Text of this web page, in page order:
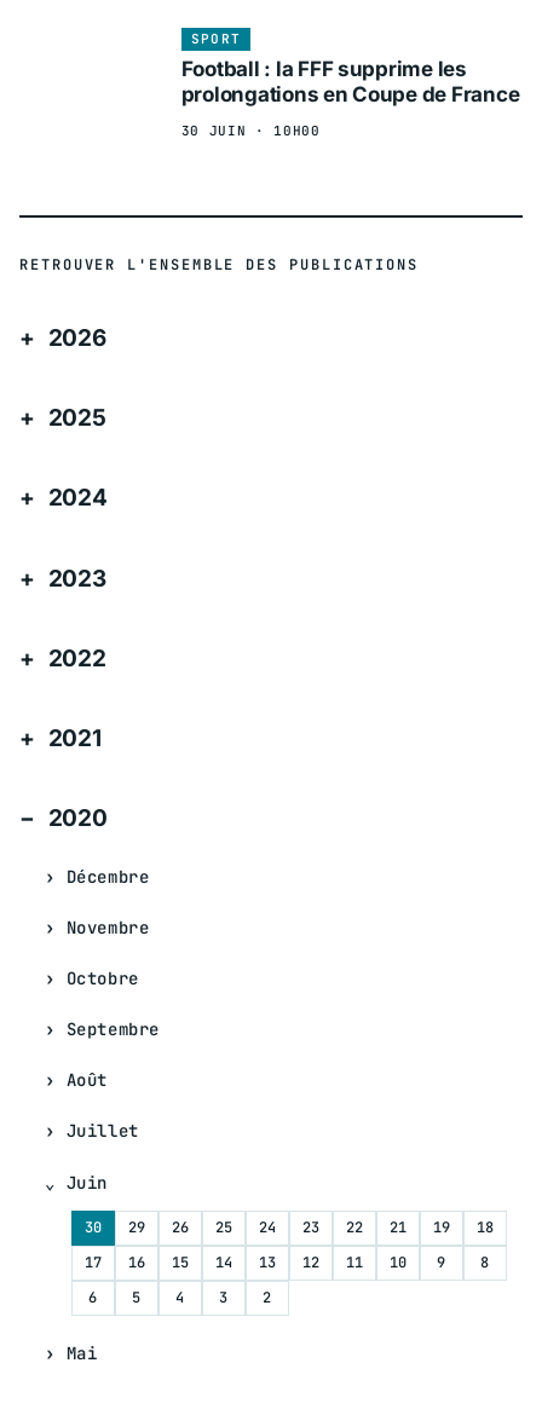
SPORT
Football : la FFF supprime les
prolongations en Coupe de France
30 JUIN · 10H00
RETROUVER L'ENSEMBLE DES PUBLICATIONS
2026
2025
2024
2023
2022
2021
2020
Décembre
Novembre
Octobre
Septembre
Août
Juillet
Juin
30 29 26 25 24 23 22 21 19
18
17
16 15 14 13 12 11 10 9
8
6
5 4 3 2
Mai